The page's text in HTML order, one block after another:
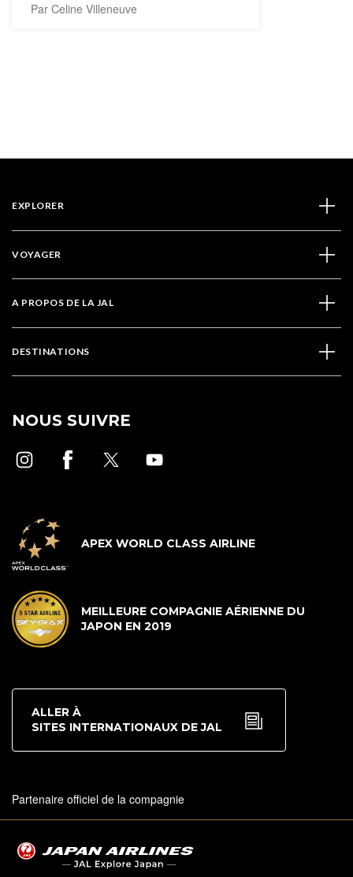
Par Celine Villeneuve
EXPLORER
VOYAGER
A PROPOS DE LA JAL
DESTINATIONS
NOUS SUIVRE
APEX WORLD CLASS AIRLINE
MEILLEURE COMPAGNIE AÉRIENNE DU
JAPON EN 2019
ALLER À
SITES INTERNATIONAUX DE JAL
Partenaire officiel de la compagnie